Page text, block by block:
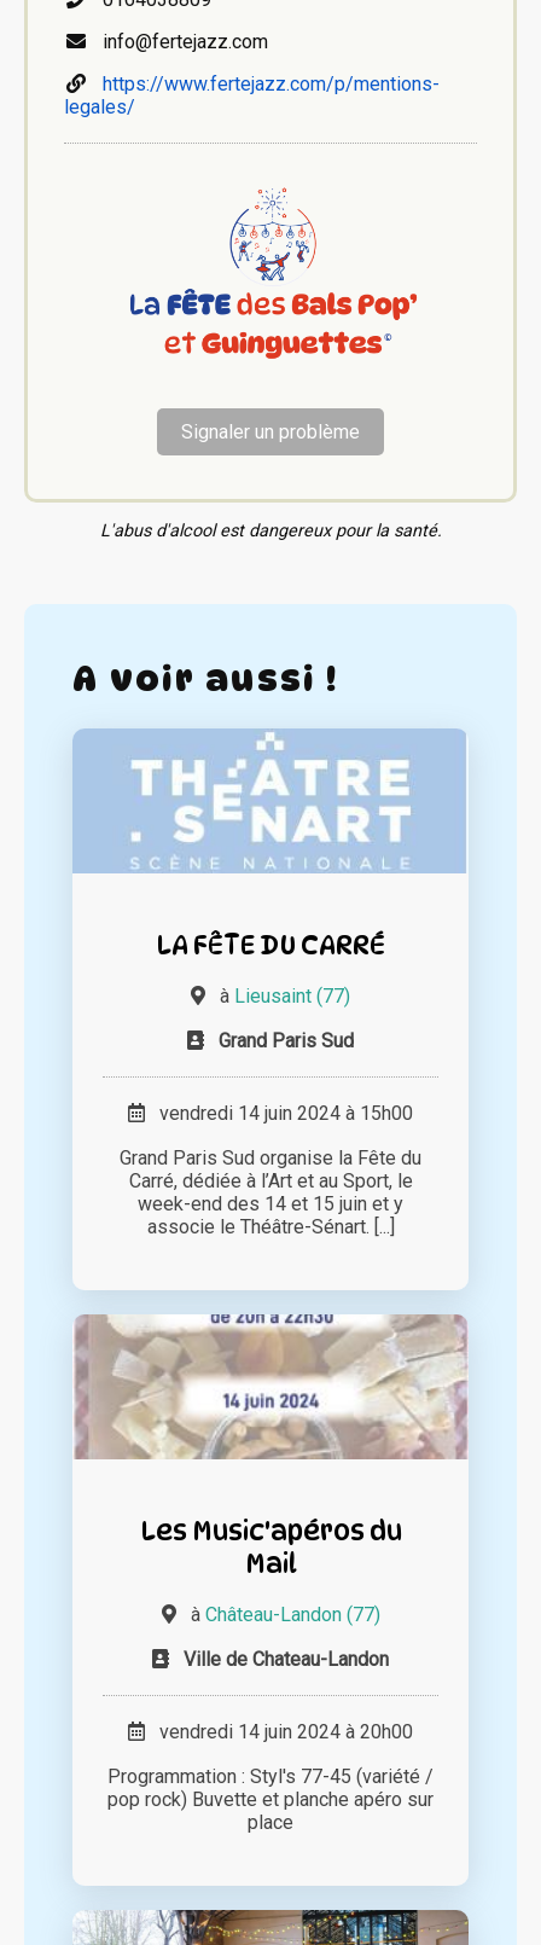
info@fertejazz.com
https://www.fertejazz.com/p/mentions-
legales/
Signaler un problème
L'abus d'alcool est dangereux pour la santé.
A voir aussi !
LA FÊTE DU CARRÉ
à Lieusaint (77)
Grand Paris Sud
vendredi 14 juin 2024 à 15h00
Grand Paris Sud organise la Fête du
Carré, dédiée à l’Art et au Sport, le
week-end des 14 et 15 juin et y
associe le Théâtre-Sénart. [...]
Les Music'apéros du
Mail
à Château-Landon (77)
Ville de Chateau-Landon
vendredi 14 juin 2024 à 20h00
Programmation : Styl's 77-45 (variété /
pop rock) Buvette et planche apéro sur
place